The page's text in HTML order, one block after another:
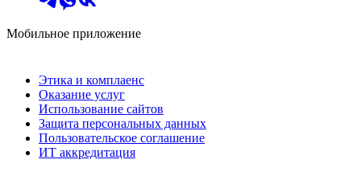
Мобильное приложение
Этика и комплаенс
Оказание услуг
Использование сайтов
Защита персональных данных
Пользовательское соглашение
ИТ аккредитация